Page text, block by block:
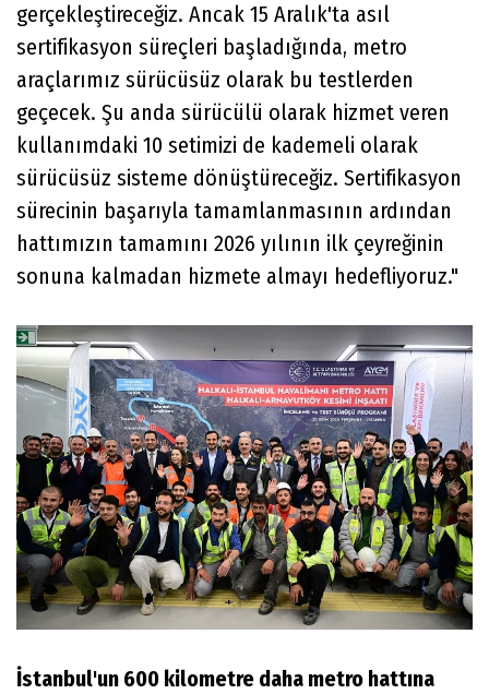
gerçekleştireceğiz. Ancak 15 Aralık'ta asıl
sertifikasyon süreçleri başladığında, metro
araçlarımız sürücüsüz olarak bu testlerden
geçecek. Şu anda sürücülü olarak hizmet veren
kullanımdaki 10 setimizi de kademeli olarak
sürücüsüz sisteme dönüştüreceğiz. Sertifikasyon
sürecinin başarıyla tamamlanmasının ardından
hattımızın tamamını 2026 yılının ilk çeyreğinin
sonuna kalmadan hizmete almayı hedefliyoruz."
İstanbul'un 600 kilometre daha metro hattına